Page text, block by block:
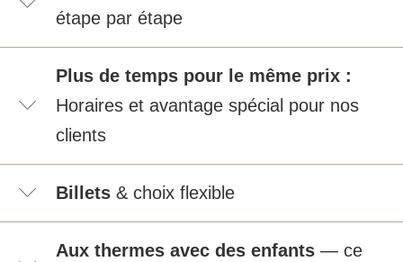
étape par étape
Plus de temps pour le même prix :
Horaires et avantage spécial pour nos
clients
Billets & choix flexible
Aux thermes avec des enfants — ce